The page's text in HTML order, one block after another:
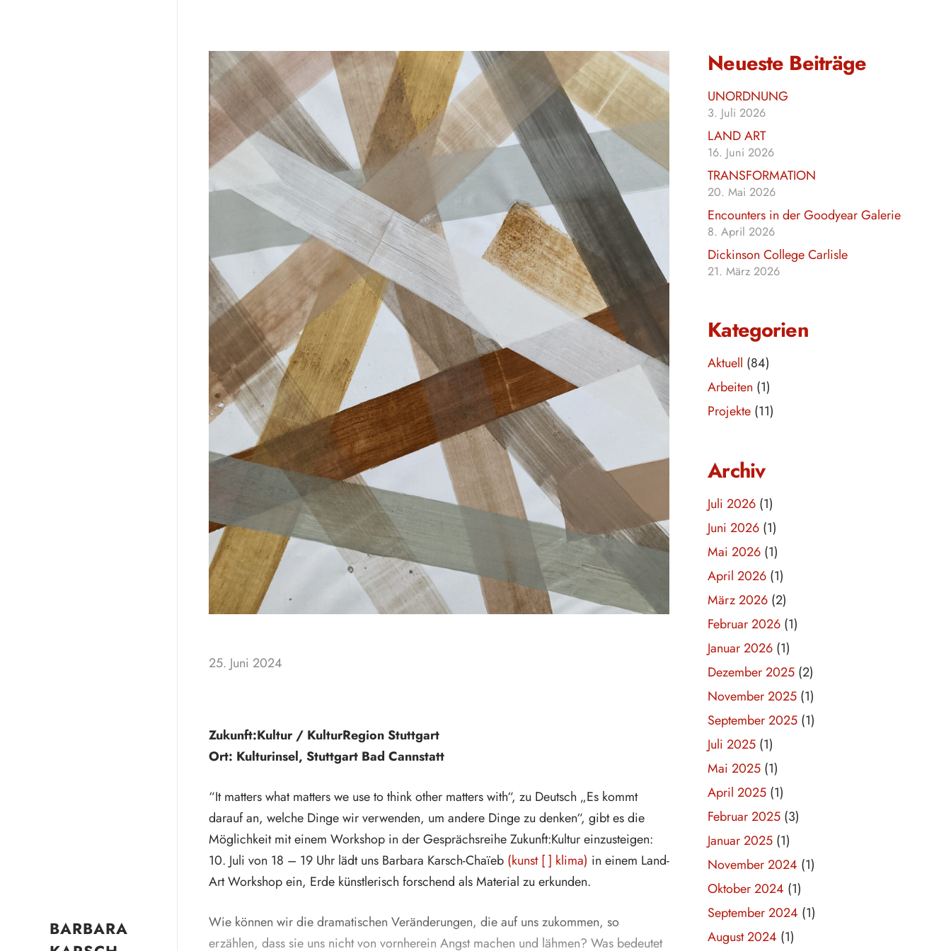
BARBARA
25. Juni 2024
Zukunft:Kultur / KulturRegion Stuttgart
Ort: Kulturinsel, Stuttgart Bad Cannstatt
“It matters what matters we use to think other matters with“, zu Deutsch „Es kommt
darauf an, welche Dinge wir verwenden, um andere Dinge zu denken“, gibt es die
Möglichkeit mit einem Workshop in der Gesprächsreihe Zukunft:Kultur einzusteigen:
10. Juli von 18 – 19 Uhr lädt uns Barbara Karsch-Chaïeb (kunst [ ] klima) in einem Land-
Art Workshop ein, Erde künstlerisch forschend als Material zu erkunden.
Wie können wir die dramatischen Veränderungen, die auf uns zukommen, so
erzählen, dass sie uns nicht von vornherein Angst machen und lähmen? Was bedeutet
Neueste Beiträge
UNORDNUNG
3. Juli 2026
LAND ART
16. Juni 2026
TRANSFORMATION
20. Mai 2026
Encounters in der Goodyear Galerie
8. April 2026
Dickinson College Carlisle
21. März 2026
Kategorien
Aktuell (84)
Arbeiten (1)
Projekte (11)
Archiv
Juli 2026 (1)
Juni 2026 (1)
Mai 2026 (1)
April 2026 (1)
März 2026 (2)
Februar 2026 (1)
Januar 2026 (1)
Dezember 2025 (2)
November 2025 (1)
September 2025 (1)
Juli 2025 (1)
Mai 2025 (1)
April 2025 (1)
Februar 2025 (3)
Januar 2025 (1)
November 2024 (1)
Oktober 2024 (1)
September 2024 (1)
August 2024 (1)